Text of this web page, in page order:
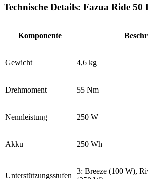
Technische Details: Fazua Ride 50
Komponente
Gewicht 4,6 kg
Drehmoment 55 Nm
Nennleistung 250 W
Akku 250 Wh
Unterstützungsstufen
3: Breeze (100 W),